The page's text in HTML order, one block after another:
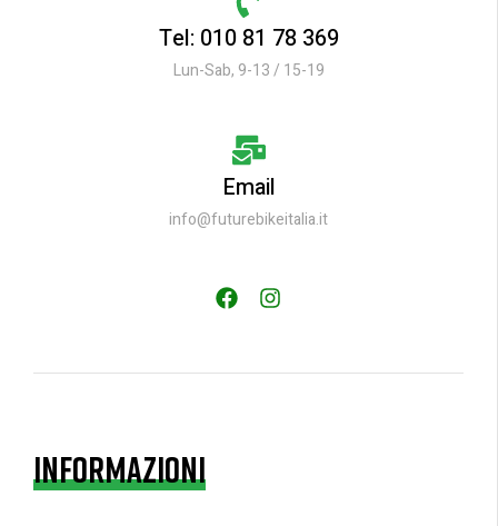
Tel: 010 81 78 369
Lun-Sab, 9-13 / 15-19
Email
info@futurebikeitalia.it
INFORMAZIONI